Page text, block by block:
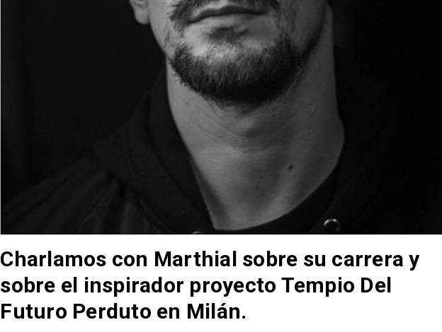
Charlamos con Marthial sobre su carrera y
sobre el inspirador proyecto Tempio Del
Futuro Perduto en Milán.